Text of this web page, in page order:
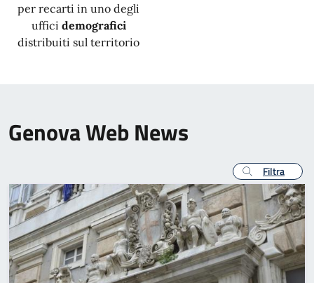
per recarti in uno degli
uffici demografici
distribuiti sul territorio
Genova Web News
Filtra